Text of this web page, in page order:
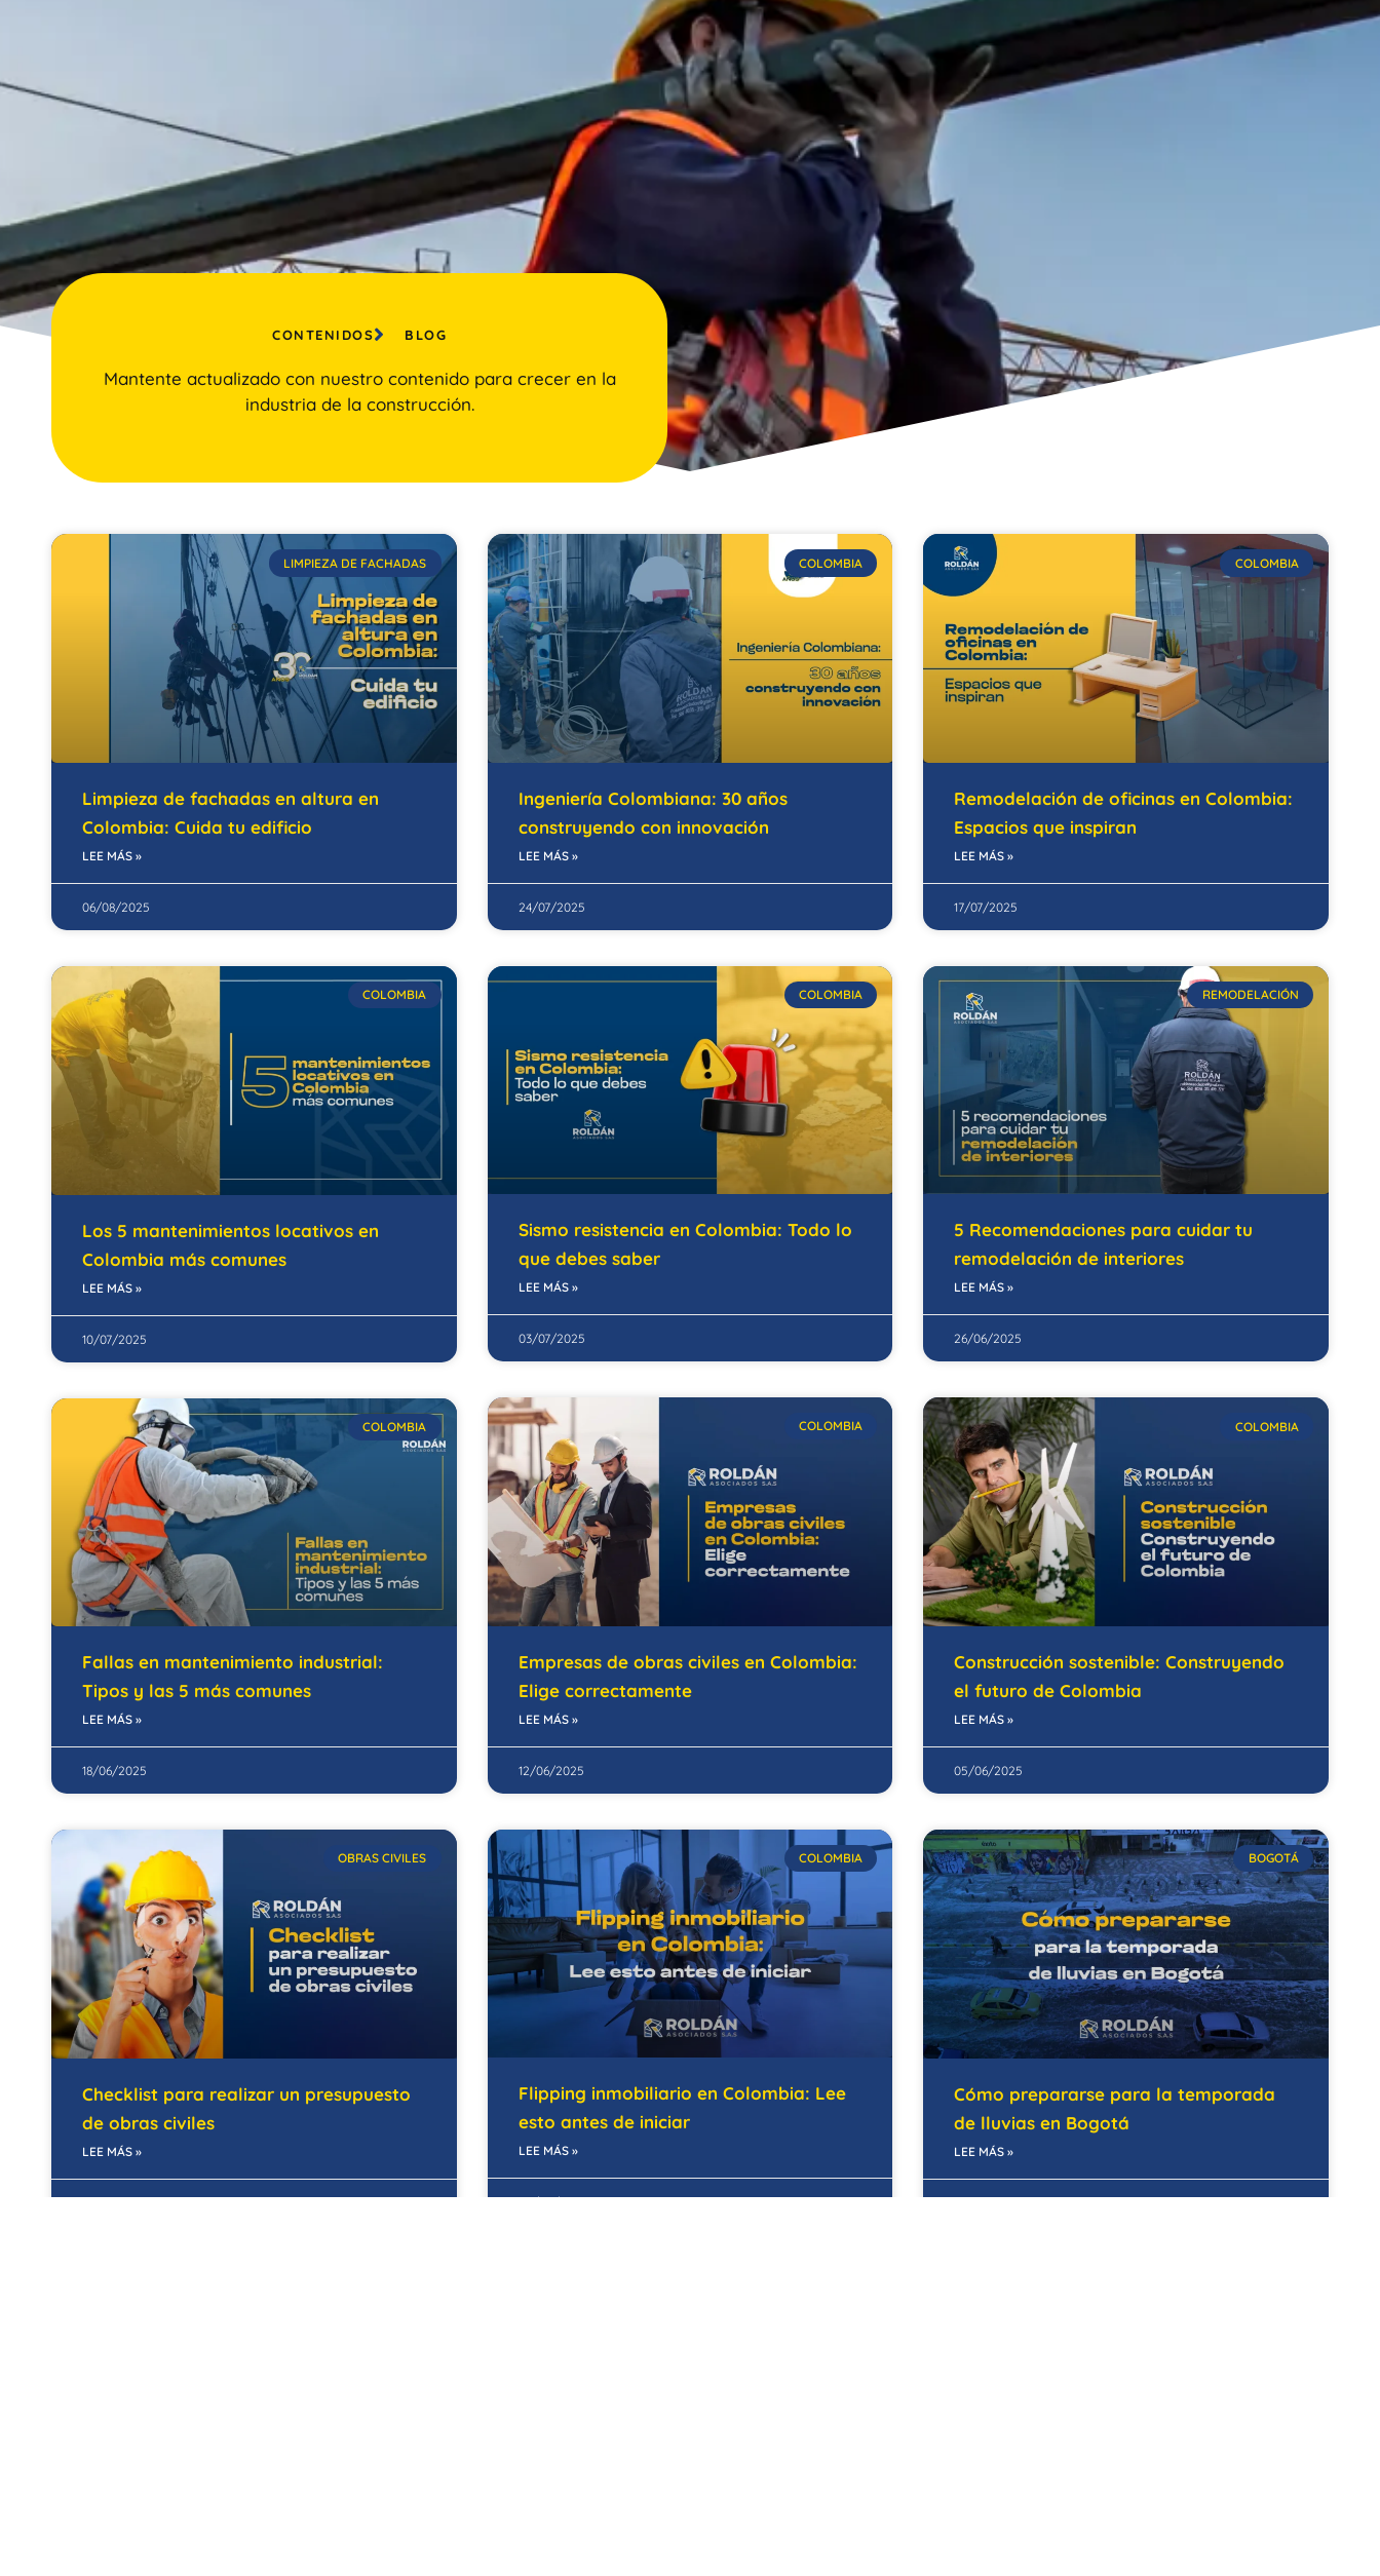
CONTENIDOS BLOG
Mantente actualizado con nuestro contenido para crecer en la
industria de la construcción.
LIMPIEZA DE FACHADAS
Limpieza de fachadas en altura en
Colombia: Cuida tu edificio
LEE MÁS »
06/08/2025
COLOMBIA
Ingeniería Colombiana: 30 años
construyendo con innovación
LEE MÁS »
24/07/2025
COLOMBIA
Remodelación de oficinas en Colombia:
Espacios que inspiran
LEE MÁS »
17/07/2025
COLOMBIA
Los 5 mantenimientos locativos en
Colombia más comunes
LEE MÁS »
10/07/2025
COLOMBIA
Sismo resistencia en Colombia: Todo lo
que debes saber
LEE MÁS »
03/07/2025
REMODELACIÓN
5 Recomendaciones para cuidar tu
remodelación de interiores
LEE MÁS »
26/06/2025
COLOMBIA
Fallas en mantenimiento industrial:
Tipos y las 5 más comunes
LEE MÁS »
18/06/2025
COLOMBIA
Empresas de obras civiles en Colombia:
Elige correctamente
LEE MÁS »
12/06/2025
COLOMBIA
Construcción sostenible: Construyendo
el futuro de Colombia
LEE MÁS »
05/06/2025
OBRAS CIVILES
Checklist para realizar un presupuesto
de obras civiles
LEE MÁS »
29/05/2025
COLOMBIA
Flipping inmobiliario en Colombia: Lee
esto antes de iniciar
LEE MÁS »
22/05/2025
BOGOTÁ
Cómo prepararse para la temporada
de lluvias en Bogotá
LEE MÁS »
15/05/2025